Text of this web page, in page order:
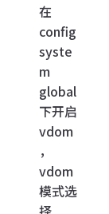
在
config
syste
m
global
下开启
vdom
，
vdom
模式选